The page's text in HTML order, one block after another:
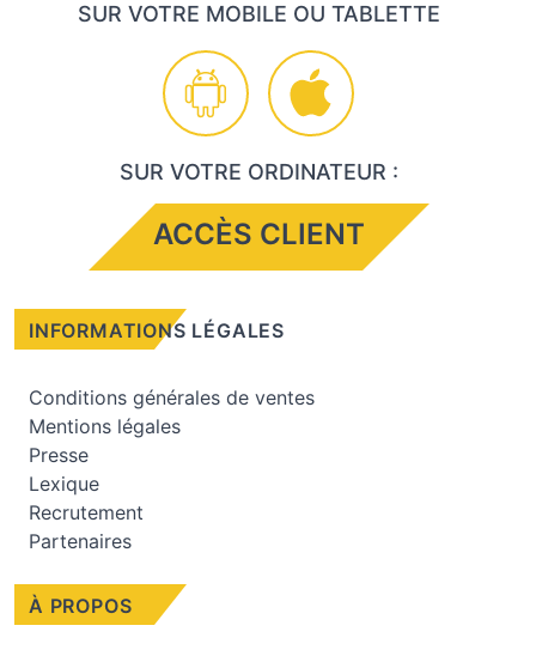
À PROPOS
SUR VOTRE MOBILE OU TABLETTE
SUR VOTRE ORDINATEUR :
ACCÈS CLIENT
INFORMATIONS LÉGALES
Conditions générales de ventes
Mentions légales
Presse
Lexique
Recrutement
Partenaires